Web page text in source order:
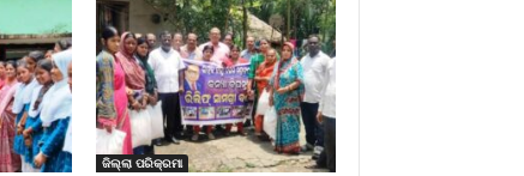
ଜିଲ୍ଲା ପରିକ୍ରମା